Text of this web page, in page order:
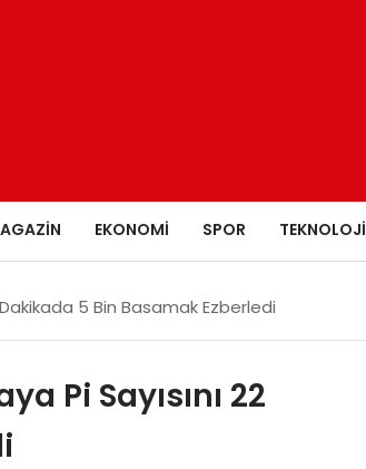
EKONOMI SPOR TEKNOLOJI
5 Bin Basamak Ezberledi
Pi Sayısını 22